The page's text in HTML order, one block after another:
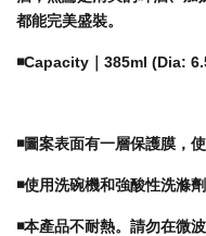
都能完美盛裝。
◾️Capacity｜ 385ml (Dia:
◾️圖案表面有一層保護膜，使
◾️使用洗碗機和強酸性洗滌
◾️本產品不耐熱。請勿在微